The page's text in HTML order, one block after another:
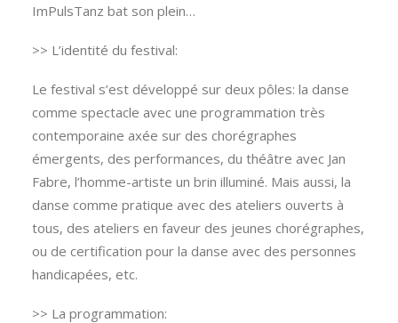
ImPulsTanz bat son plein…
>> L’identité du festival:
Le festival s’est développé sur deux pôles: la danse
comme spectacle avec une programmation très
contemporaine axée sur des chorégraphes
émergents, des performances, du théâtre avec Jan
Fabre, l’homme-artiste un brin illuminé. Mais aussi, la
danse comme pratique avec des ateliers ouverts à
tous, des ateliers en faveur des jeunes chorégraphes,
ou de certification pour la danse avec des personnes
handicapées, etc.
>> La programmation: